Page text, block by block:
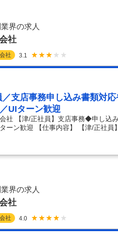
おいて重要なテーマとなっています
界の求人
社
社 3.1
支店事務申し込み書類対
UIターン歓迎
社 【津/正社員】支店事務◆申し込
ーン歓迎 【仕事内容】 【津/正社員
任せ/年収450万～/UIターン歓迎 【具
歓迎/手厚い福利厚生/転勤なし/創
券バック事務を中心にアシスタン
座開設や住所変更など各種申込書類
界の求人
社
社 4.0